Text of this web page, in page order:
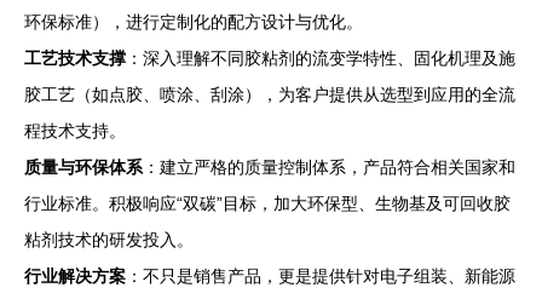
环保标准），进行定制化的配方设计与优化。
工艺技术支撑 ：深入理解不同胶粘剂的流变学特性、固化机理及施
胶工艺（如点胶、喷涂、刮涂），为客户提供从选型到应用的全流
程技术支持。
质量与环保体系 ：建立严格的质量控制体系，产品符合相关国家和
行业标准。积极响应“双碳”目标，加大环保型、生物基及可回收胶
粘剂技术的研发投入。
行业解决方案 ：不只是销售产品，更是提供针对电子组装、新能源